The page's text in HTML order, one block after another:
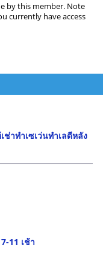
by this member. Note
currently have access
ช่าทำเซเว่นทำเลดีหลัง
11 เช้า